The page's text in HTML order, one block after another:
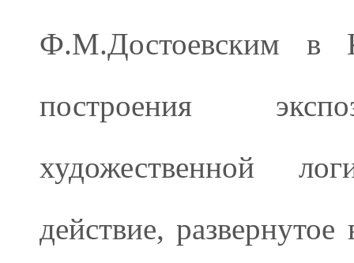
Ф.М.Достоевским в
построения
художественной
действие,